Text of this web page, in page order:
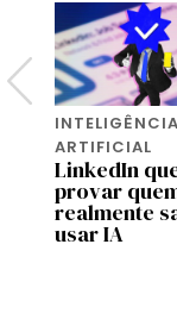
INTELIGÊNCIA
ARTIFICIAL
LinkedIn
provar
realmente
usar IA